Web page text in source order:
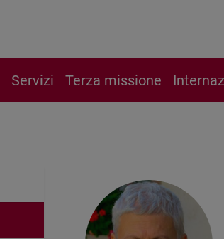
Servizi Terza missione